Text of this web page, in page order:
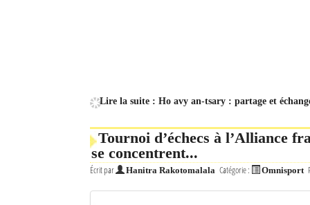
Lire la suite : Ho avy an-tsary : partage et
Tournoi d’échecs à l’Alliance
se concentrent...
Écrit par Hanitra Rakotomalala Catégorie : Omnisport